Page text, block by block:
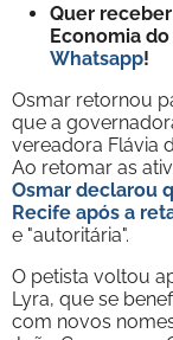
Quer
Economia
Whatsapp!
Osmar retornou
que a
vereadora Flávia
Ao retomar as
Osmar declarou
Recife após a
e "autoritária".
O petista voltou
Lyra, que se
com novos